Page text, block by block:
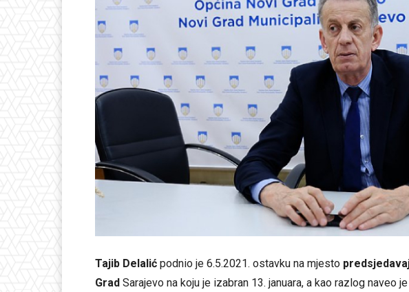
Tajib Delalić podnio je 6.5.2021. ostavku na mjesto
Grad Sarajevo na koju je izabran 13. januara, a kao razlog naveo